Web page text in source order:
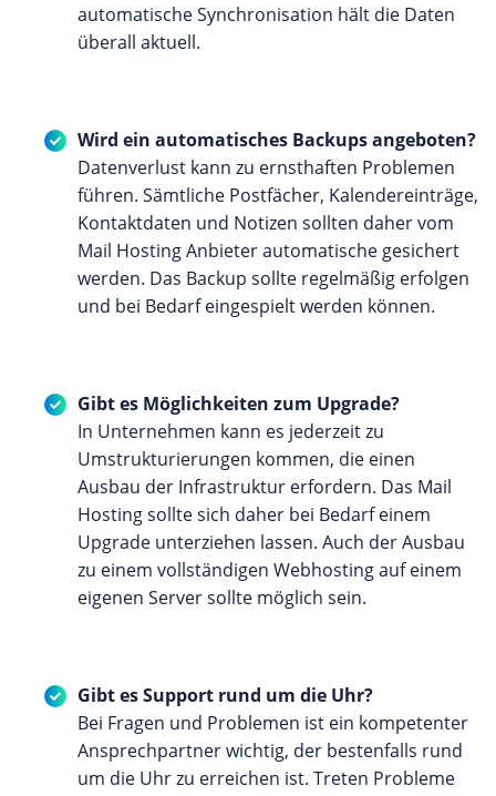
automatische Synchronisation hält die Daten
überall aktuell.
Wird ein automatisches Backups angeboten?
Datenverlust kann zu ernsthaften Problemen
führen. Sämtliche Postfächer, Kalendereinträge,
Kontaktdaten und Notizen sollten daher vom
Mail Hosting Anbieter automatische gesichert
werden. Das Backup sollte regelmäßig erfolgen
und bei Bedarf eingespielt werden können.
Gibt es Möglichkeiten zum Upgrade?
In Unternehmen kann es jederzeit zu
Umstrukturierungen kommen, die einen
Ausbau der Infrastruktur erfordern. Das Mail
Hosting sollte sich daher bei Bedarf einem
Upgrade unterziehen lassen. Auch der Ausbau
zu einem vollständigen Webhosting auf einem
eigenen Server sollte möglich sein.
Gibt es Support rund um die Uhr?
Bei Fragen und Problemen ist ein kompetenter
Ansprechpartner wichtig, der bestenfalls rund
um die Uhr zu erreichen ist. Treten Probleme